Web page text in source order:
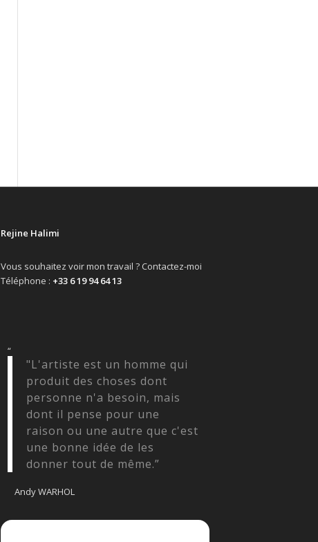
Rejine Halimi
Vous souhaitez voir mon travail ? Contactez-moi
Téléphone : +33 6 19 94 64 13
“
"L'artiste est un homme qui
produit des choses dont
personne n'a besoin, mais
dont il pense pour une
raison ou une autre que c'est
une bonne idée de les
donner tout de même.”
Andy WARHOL